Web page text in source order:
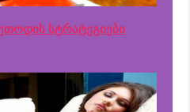
სტრატეგიები